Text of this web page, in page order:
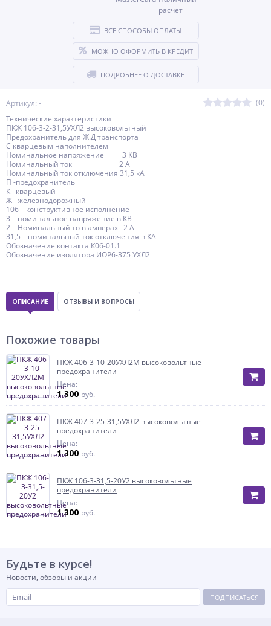
Артикул: -
(0)
Технические характеристики
ПКЖ 106-3-2-31,5УХЛ2 высоковольтный
Предохранитель для Ж.Д транспорта
С кварцевым наполнителем
Номинальное напряжение 3 КВ
Номинальный ток 2 А
Номинальный ток отключения 31,5 кА
П -предохранитель
К –кварцевый
Ж –железнодорожный
106 – конструктивное исполнение
3 – номинальное напряжение в КВ
2 – Номинальный то в амперах 2 А
31,5 – номинальный ток отключения в КА
Обозначение контакта К06-01.1
Обозначение изолятора ИОР6-375 УХЛ2
ВСЕ СПОСОБЫ ОПЛАТЫ
МОЖНО ОФОРМИТЬ В КРЕДИТ
ПОДРОБНЕЕ О ДОСТАВКЕ
ОПИСАНИЕ ОТЗЫВЫ И ВОПРОСЫ
Похожие товары
ПКЖ 406-3-10-20УХЛ2М высоковольтные
предохранители
Цена:
1 300 руб.
ПКЖ 407-3-25-31,5УХЛ2 высоковольтные
предохранители
Цена:
1 300 руб.
ПКЖ 106-3-31,5-20У2 высоковольтные
предохранители
Цена:
1 300 руб.
Будьте в курсе!
Новости, обзоры и акции
ПОДПИСАТЬСЯ